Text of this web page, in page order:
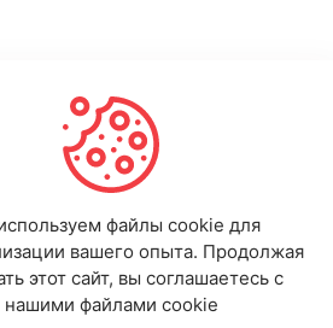
Быков Олег Олегович, ОГРНИП
452402606888файлы cookie для
вашего опыта. Продолжая
этот сайт, вы соглашаетесь с
нашими файлами cookie